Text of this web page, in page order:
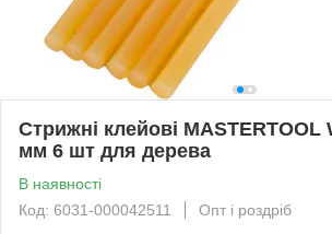
Стрижні клейові MASTERTOOL
мм 6 шт для дерева
В наявності
Код: 6031-000042511
Опт і роздріб